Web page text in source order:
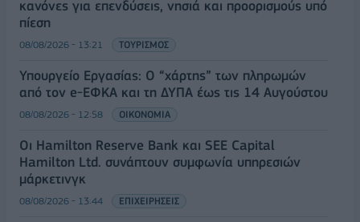
κανόνες για επενδύσεις, νησιά και προορισμούς υπό
πίεση
08/08/2026 - 13:21 ΤΟΥΡΙΣΜΟΣ
Υπουργείο Εργασίας: Ο “χάρτης” των πληρωμών
από τον e-ΕΦΚΑ και τη ΔΥΠΑ έως τις 14 Αυγούστου
08/08/2026 - 12:58 ΟΙΚΟΝΟΜΙΑ
Οι Hamilton Reserve Bank και SEE Capital
Hamilton Ltd. συνάπτουν συμφωνία υπηρεσιών
μάρκετινγκ
08/08/2026 - 13:44 ΕΠΙΧΕΙΡΗΣΕΙΣ